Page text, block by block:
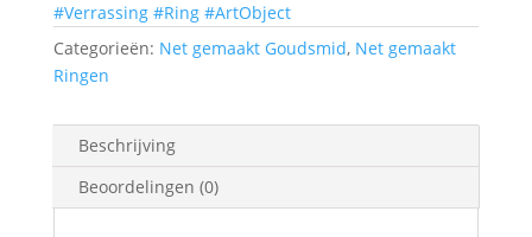
#Verrassing #Ring #ArtObject
Categorieën: Net gemaakt Goudsmid, Net gemaakt
Ringen
Beschrijving
Beoordelingen (0)